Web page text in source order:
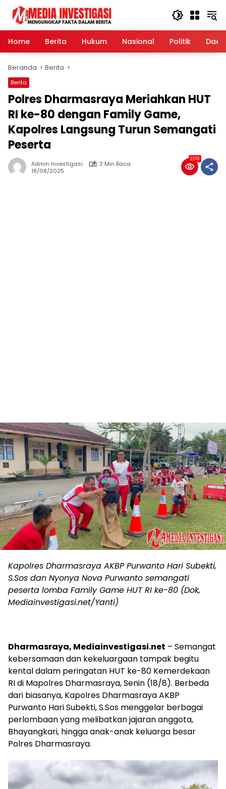
Langsung
konten
Home
Berita Hukum Nasional Politik
Beranda Berita
Berita
Polres Dharmasraya Meriahkan HUT
RI ke-80 dengan Family Game,
Kapolres Langsung Turun Semangati
Peserta
Admin Investigasi
2 Min Baca
18/08/2025
2210
Kapolres Dharmasraya AKBP Purwanto Hari Subekti,
S.Sos dan Nyonya Nova Purwanto semangati
peserta lomba Family Game HUT RI ke-80 (Dok,
Mediainvestigasi.net/Yanti)
Dharmasraya, Mediainvestigasi.net – Semangat
kebersamaan dan kekeluargaan tampak begitu
kental dalam peringatan HUT ke-80 Kemerdekaan
RI di Mapolres Dharmasraya, Senin (18/8). Berbeda
dari biasanya, Kapolres Dharmasraya AKBP
Purwanto Hari Subekti, S.Sos menggelar berbagai
perlombaan yang melibatkan jajaran anggota,
Bhayangkari, hingga anak-anak keluarga besar
Polres Dharmasraya.